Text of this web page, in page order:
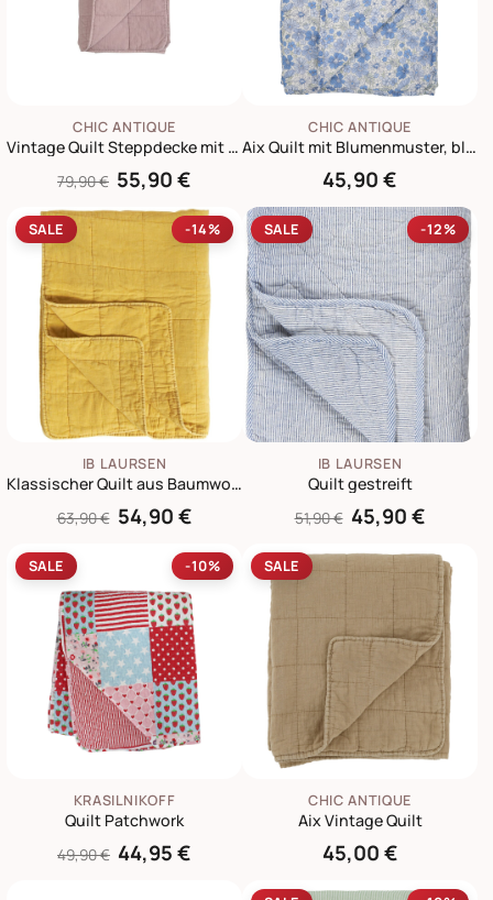
CHIC ANTIQUE
Vintage Quilt Steppdecke mit Stone-Washed Optik
79,90 € 55,90 €
CHIC ANTIQUE
Aix Quilt mit Blumenmuster, blau
45,90 €
SALE -14%
IB LAURSEN
Klassischer Quilt aus Baumwolle
63,90 € 54,90 €
SALE -12%
IB LAURSEN
Quilt gestreift
51,90 € 45,90 €
SALE -10%
KRASILNIKOFF
Quilt Patchwork
49,90 € 44,95 €
SALE
CHIC ANTIQUE
Aix Vintage Quilt
45,00 €